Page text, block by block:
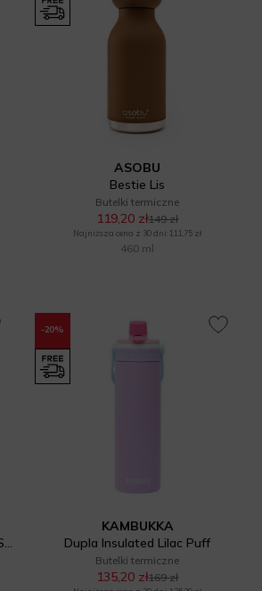
ASOBU
Bestie Lis
Butelki termiczne
119,20 zł149 zł
Najniższa cena z 30 dni: 111,75 zł
460 ml
24 Oz Standard Mouth Flex Cap Surf
-20%
KAMBUKKA
Dupla Insulated Lilac Puff
Butelki termiczne
135,20 zł169 zł